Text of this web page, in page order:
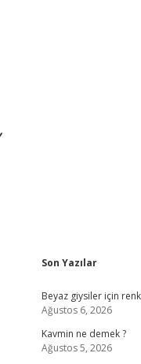
Sidebar
Son Yazılar
Beyaz giysiler için
Ağustos 6, 2026
Kavmin ne demek ?
Ağustos 5, 2026
ilbet yeni giriş